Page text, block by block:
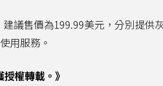
議售價為199.99美元，分別提供
用服務。
權轉載。》